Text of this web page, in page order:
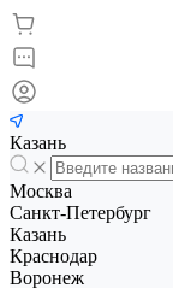
Казань
Москва
Санкт-Петербург
Казань
Краснодар
Воронеж